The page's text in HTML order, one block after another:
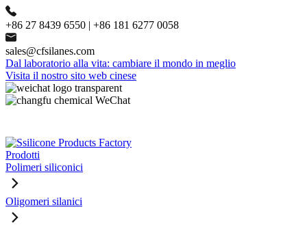
+86 27 8439 6550 | +86 181 6277 0058
sales@cfsilanes.com
Dal laboratorio alla vita: cambiare il mondo in meglio
Visita il nostro sito web cinese
Prodotti
Polimeri siliconici
Oligomeri silanici